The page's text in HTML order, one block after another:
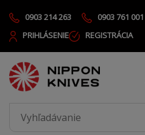
0903 214 263 0903 761 001
PRIHLÁSENIE
REGISTRÁCIA